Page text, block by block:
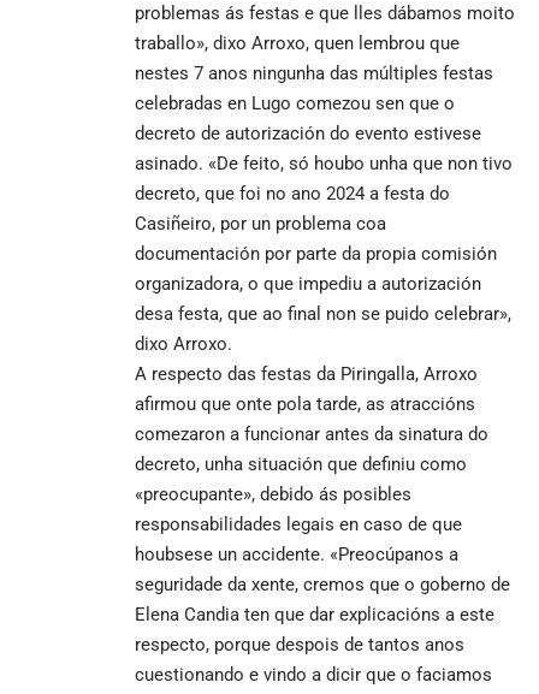
problemas ás festas e que lles dábamos moito
traballo», dixo Arroxo, quen lembrou que
nestes 7 anos ningunha das múltiples festas
celebradas en Lugo comezou sen que o
decreto de autorización do evento estivese
asinado. «De feito, só houbo unha que non tivo
decreto, que foi no ano 2024 a festa do
Casiñeiro, por un problema coa
documentación por parte da propia comisión
organizadora, o que impediu a autorización
desa festa, que ao final non se puido celebrar»,
dixo Arroxo.
A respecto das festas da Piringalla, Arroxo
afirmou que onte pola tarde, as atraccións
comezaron a funcionar antes da sinatura do
decreto, unha situación que definiu como
«preocupante», debido ás posibles
responsabilidades legais en caso de que
houbsese un accidente. «Preocúpanos a
seguridade da xente, cremos que o goberno de
Elena Candia ten que dar explicacións a este
respecto, porque despois de tantos anos
cuestionando e vindo a dicir que o faciamos